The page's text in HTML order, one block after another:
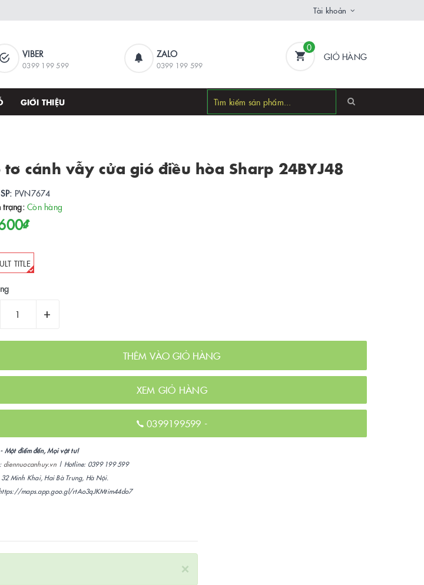
Tài khoản
VIBER
0399 199 599
ZALO
0399 199 599
0
GIỎ HÀNG
GIỚI THIỆU
tơ cánh vẫy cửa gió điều hòa Sharp 24BYJ48
PVN7674
trạng: Còn hàng
TITLE
+
THÊM VÀO GIỎ HÀNG
XEM GIỎ HÀNG
0399199599 -
Một điểm đến, Mọi vật tư!
diennuocanhuy.vn| Hotline: 0399 199 599
Minh Khai, Hai Bà Trưng, Hà Nội.
maps.app.goo.gl/rtAo3qJKMtim44do7
×